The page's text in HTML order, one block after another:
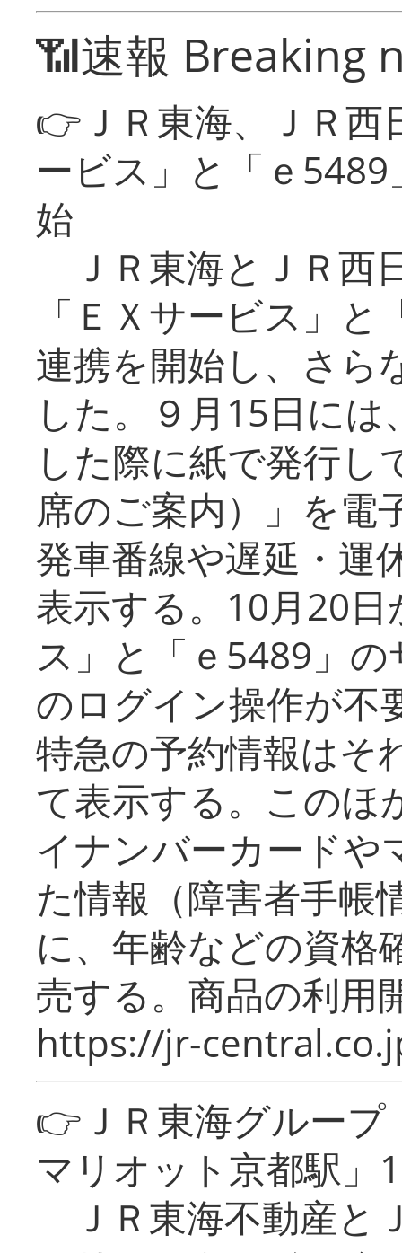
📶速報 Breaking
👉ＪＲ東海、ＪＲ
ービス」と「ｅ
始
ＪＲ東海とＪＲ西
「ＥＸサービス」
連携を開始し、さら
した。９月15日に
した際に紙で発行し
席のご案内）」を電
発車番線や遅延・運
表示する。10月20
ス」と「ｅ5489」
のログイン操作が不
特急の予約情報はそ
て表示する。このほ
イナンバーカードや
た情報（障害者手帳
に、年齢などの資格
売する。商品の利用
https://jr-
👉ＪＲ東海グルー
マリオット京都駅」
ＪＲ東海不動産と